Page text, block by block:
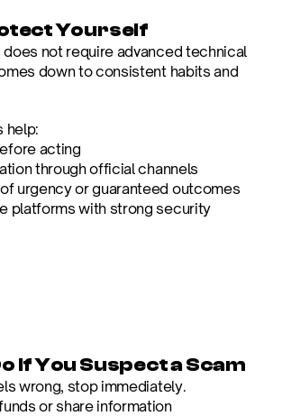
Yourself
does not require advanced technical
down to consistent habits and
help:
acting
through official channels
urgency or guaranteed outcomes
platforms with strong security
If You Suspect a Scam
wrong, stop immediately.
or share information